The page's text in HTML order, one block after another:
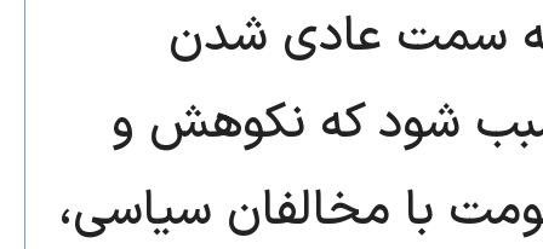
به سمت عادی شدن
سبب شود که نکوهش و
با مخالفان سیاسی،